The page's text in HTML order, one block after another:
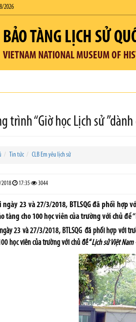
2026
BẢO TÀNG LỊCH SỬ
VIETNAM NATIONAL MUSEUM OF
trình “Giờ học Lịch sử
Tin tức CLB Em yêu lịch sử
17:35 3044
ngày 23 và 27/3/2018, BTLSQG đã phối hợp
tàng cho 100 học viên của trường với chủ đề
23 và 27/3/2018, BTLSQG đã phối hợp với
học viên của trường với chủ đề “Lịch sử Việt